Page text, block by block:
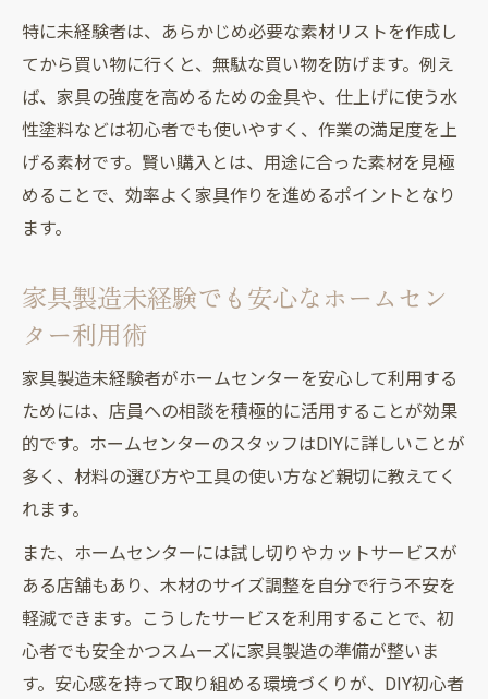
特に未経験者は、あらかじめ必要な素材リストを作成し
てから買い物に行くと、無駄な買い物を防げます。例え
ば、家具の強度を高めるための金具や、仕上げに使う水
性塗料などは初心者でも使いやすく、作業の満足度を上
げる素材です。賢い購入とは、用途に合った素材を見極
めることで、効率よく家具作りを進めるポイントとなり
ます。
家具製造未経験でも安心なホームセン
ター利用術
家具製造未経験者がホームセンターを安心して利用する
ためには、店員への相談を積極的に活用することが効果
的です。ホームセンターのスタッフはDIYに詳しいことが
多く、材料の選び方や工具の使い方など親切に教えてく
れます。
また、ホームセンターには試し切りやカットサービスが
ある店舗もあり、木材のサイズ調整を自分で行う不安を
軽減できます。こうしたサービスを利用することで、初
心者でも安全かつスムーズに家具製造の準備が整いま
す。安心感を持って取り組める環境づくりが、DIY初心者